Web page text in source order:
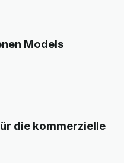
Models
die kommerzielle